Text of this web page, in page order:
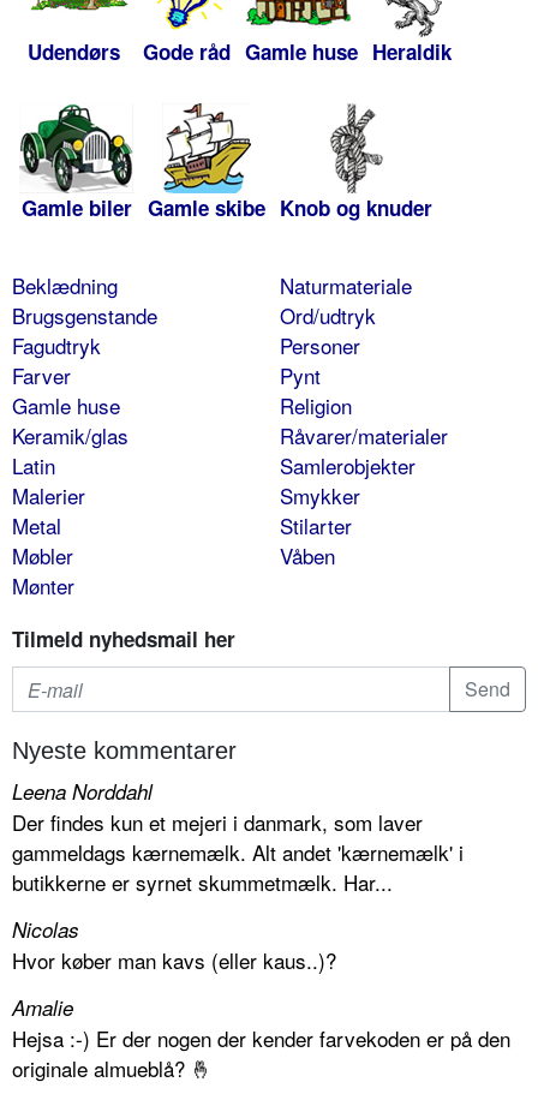
Udendørs Gode råd Gamle huse Heraldik
Gamle biler Gamle skibe Knob og knuder
Beklædning
Brugsgenstande
Fagudtryk
Farver
Gamle huse
Keramik/glas
Latin
Malerier
Metal
Møbler
Mønter
Naturmateriale
Ord/udtryk
Personer
Pynt
Religion
Råvarer/materialer
Samlerobjekter
Smykker
Stilarter
Våben
Tilmeld nyhedsmail her
Nyeste kommentarer
Leena Norddahl
Der findes kun et mejeri i danmark, som laver
gammeldags kærnemælk. Alt andet 'kærnemælk' i
butikkerne er syrnet skummetmælk. Har...
Nicolas
Hvor køber man kavs (eller kaus..)?
Amalie
Hejsa :-) Er der nogen der kender farvekoden er på den
originale almueblå? 🤞